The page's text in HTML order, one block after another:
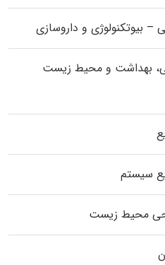
بیوتکنولوژی و داروسازی
بهداشت و محیط زیست
سیستم
محیط زیست